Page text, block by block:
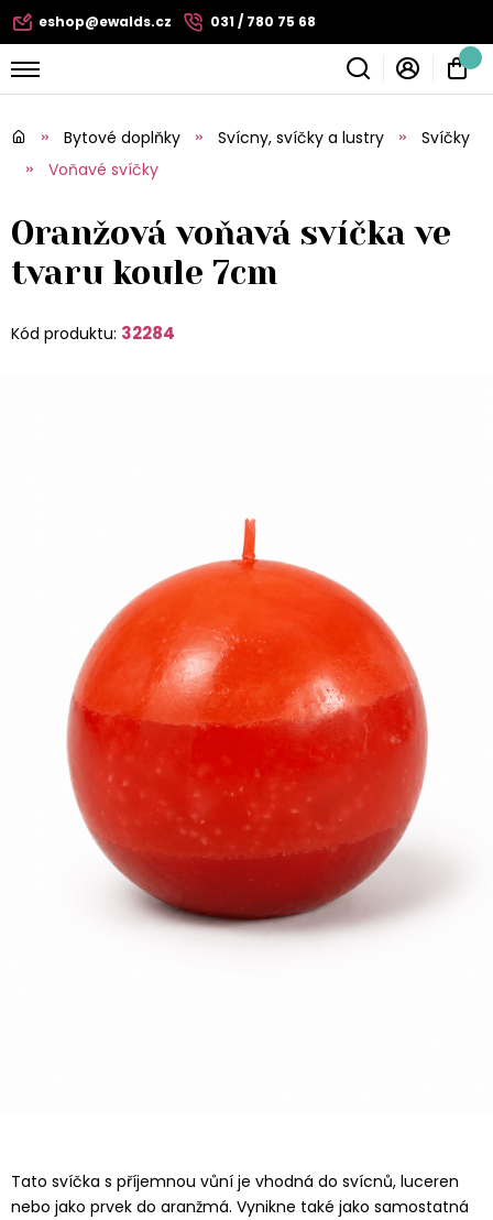
eshop@ewalds.cz 031 / 780 75 68
Bytové doplňky Svícny, svíčky a lustry
Svíčky
Voňavé svíčky
Oranžová voňavá svíčka ve
tvaru koule 7cm
Kód produktu: 32284
Tato svíčka s příjemnou vůní je vhodná do svícnů, luceren
nebo jako prvek do aranžmá. Vynikne také jako samostatná